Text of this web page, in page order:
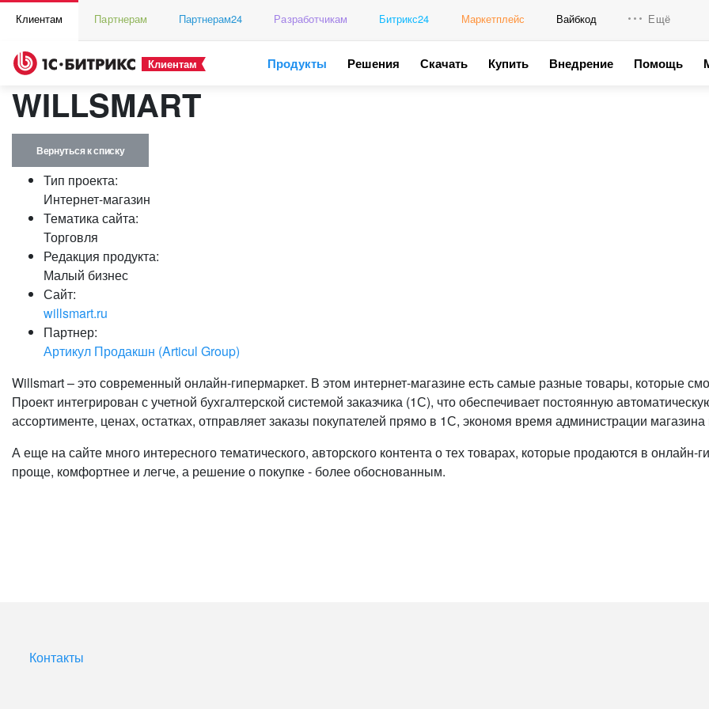
Клиентам Партнерам Партнерам24 Разработчикам Битрикс24 Маркетплейс Вайбкод Ещё
Клиентам Продукты Решения Скачать Купить Внедрение Помощь
WILLSMART
Вернуться к списку
Тип проекта:
Интернет-магазин
Тематика сайта:
Торговля
Редакция продукта:
Малый бизнес
Сайт:
willsmart.ru
Партнер:
Артикул Продакшн (Articul Group)
Willsmart – это современный онлайн-гипермаркет. В этом интернет-магазине есть самые разные товары, которые
Проект интегрирован с учетной бухгалтерской системой заказчика (1С), что обеспечивает постоянную
ассортименте, ценах, остатках, отправляет заказы покупателей прямо в 1С, экономя время администрации
А еще на сайте много интересного тематического, авторского контента о тех товарах, которые продаются в онлайн-
проще, комфортнее и легче, а решение о покупке - более обоснованным.
Контакты